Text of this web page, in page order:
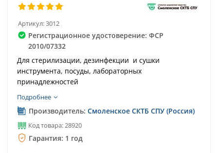
Артикул:3012
Регистрационное удостоверение: ФСР
2010/07332
Для стерилизации, дезинфекции и сушки
инструмента, посуды, лабораторных
принадлежностей
Подробнее
Производитель: Смоленское СКТБ СПУ (Россия)
Код товара: 28920
Гарантия: 1 год